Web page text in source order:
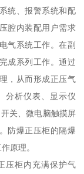
统、报警系统和配
腔内装配用户需求
气系统工作。在副
成系列工作。通过
，从而形成正压气
分析仪表、显示仪
关、微电脑触摸屏
防爆正压柜的隔爆
原理。
压柜内充满保护气